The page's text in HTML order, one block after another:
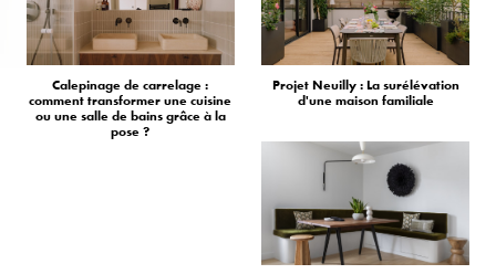
Calepinage de carrelage :
comment transformer une cuisine
ou une salle de bains grâce à la
pose ?
Projet Neuilly : La surélévation
d'une maison familiale